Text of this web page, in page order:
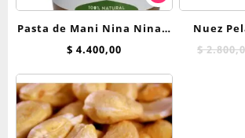
Pasta de Mani Nina Nina’s
Natural
$ 4.400,00
Nuez
Extra
$